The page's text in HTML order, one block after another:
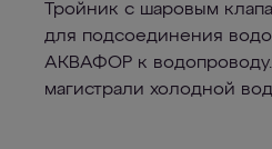
Тройник с шаровым
для подсоединения
АКВАФОР к
магистрали холодной